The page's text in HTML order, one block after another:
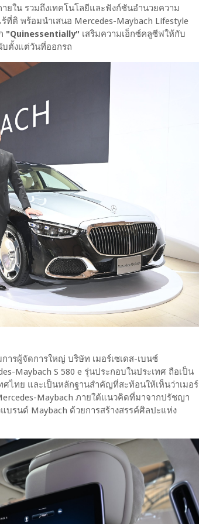
ใน รวมถึงเทคโนโลยีและฟังก์ชันอำนวยความ
ติ พร้อมนำเสนอ Mercedes-Maybach Lifestyle
"Quinessentially" เสริมความเอ็กซ์คลูซีฟให้กับ
บตั้งแต่วันที่ออกรถ
ารผู้จัดการใหญ่ บริษัท เมอร์เซเดส-เบนซ์
Maybach S 580 e รุ่นประกอบในประเทศ ถือเป็น
ศไทย และเป็นหลักฐานสำคัญที่สะท้อนให้เห็นว่าเมอร์
Maybach ภายใต้แนวคิดที่มาจากปรัชญา
บรนด์ Maybach ด้วยการสร้างสรรค์ศิลปะแห่ง